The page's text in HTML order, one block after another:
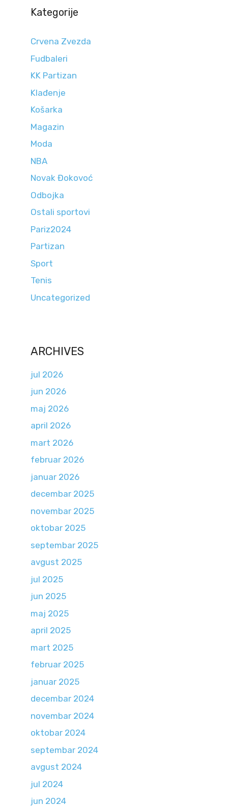
Kategorije
Crvena Zvezda
Fudbaleri
KK Partizan
Klađenje
Košarka
Magazin
Moda
NBA
Novak Đokovoć
Odbojka
Ostali sportovi
Pariz2024
Partizan
Sport
Tenis
Uncategorized
ARCHIVES
jul 2026
jun 2026
maj 2026
april 2026
mart 2026
februar 2026
januar 2026
decembar 2025
novembar 2025
oktobar 2025
septembar 2025
avgust 2025
jul 2025
jun 2025
maj 2025
april 2025
mart 2025
februar 2025
januar 2025
decembar 2024
novembar 2024
oktobar 2024
septembar 2024
avgust 2024
jul 2024
jun 2024